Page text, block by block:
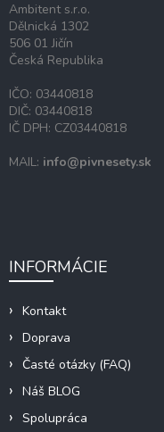
Ambitent s.r.o.
Dělnická 1302
506 01 Jičín
Česká Republika
IČO: 03440818
DIČ: 03440818
IČ DPH: CZ03440818
MAIL: info@pivnesety.sk
INFORMÁCIE
Kontakt
Doprava
Časté otázky (FAQ)
Náš BLOG
Spolupráca